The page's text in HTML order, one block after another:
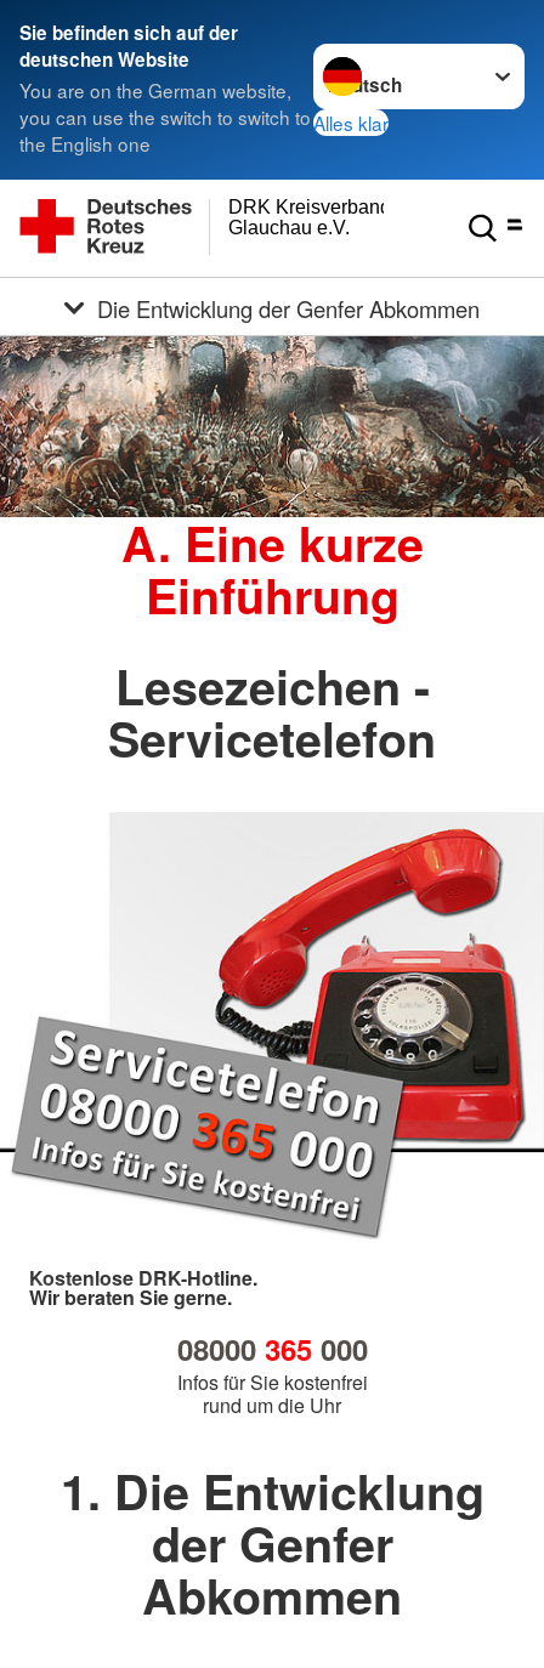
Sie befinden sich auf der
deutschen Website
You are on the German website,
you can use the switch to switch to
the English one
Sprache wechseln zu
Alles klar
Glauchau e.V.
DRK Kreisverband
Die Entwicklung der Genfer Abkommen
A. Eine kurze
Einführung
Lesezeichen -
Servicetelefon
Kostenlose DRK-Hotline.
Wir beraten Sie gerne.
08000 365000
Infos für Sie kostenfrei
rund um die Uhr
1. Die Entwicklung
der Genfer
Abkommen